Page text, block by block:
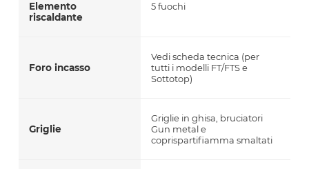
Elemento
riscaldante
5 fuochi
Foro incasso
Vedi scheda tecnica (per
tutti i modelli FT/FTS e
Sottotop)
Griglie
Griglie in ghisa, bruciatori
Gun metal e
coprispartifiamma smaltati